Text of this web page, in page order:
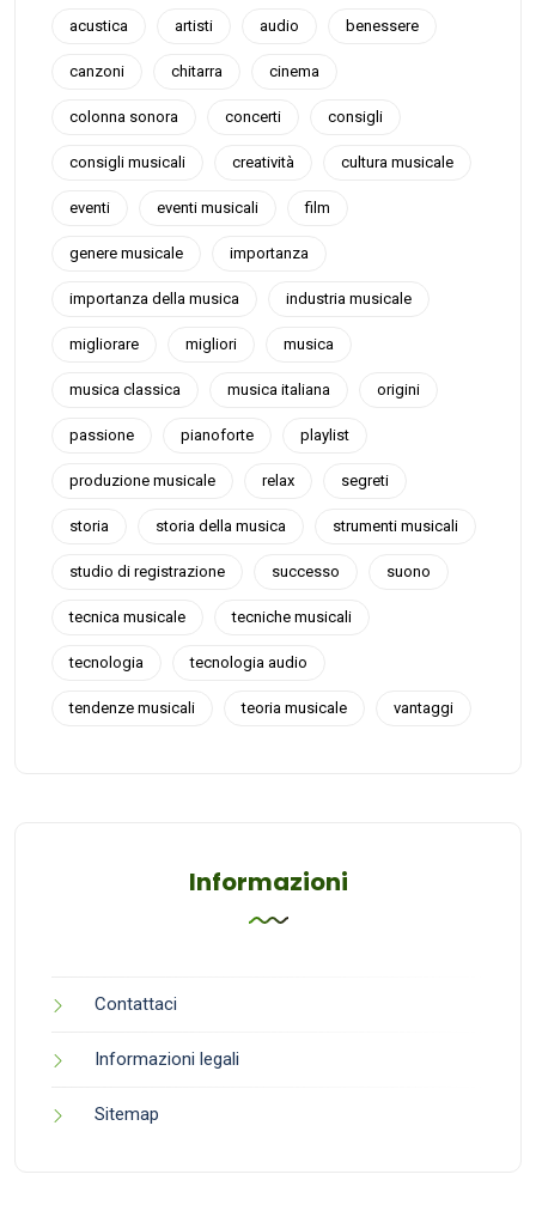
acustica artisti audio benessere
canzoni chitarra cinema
colonna sonora concerti consigli
consigli musicali creatività cultura musicale
eventi eventi musicali film
genere musicale importanza
importanza della musica industria musicale
migliorare migliori musica
musica classica musica italiana origini
passione pianoforte playlist
produzione musicale relax segreti
storia storia della musica strumenti musicali
studio di registrazione successo suono
tecnica musicale tecniche musicali
tecnologia tecnologia audio
tendenze musicali teoria musicale vantaggi
Informazioni
Contattaci
Informazioni legali
Sitemap